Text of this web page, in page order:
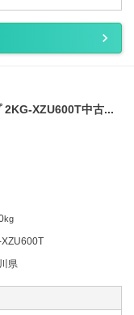
2KG-XZU600T中古...
kg
県